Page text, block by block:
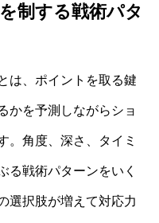
制する戦術パタ
は、ポイントを取る鍵
かを予測しながらショ
。角度、深さ、タイミ
る戦術パターンをいく
選択肢が増えて対応力